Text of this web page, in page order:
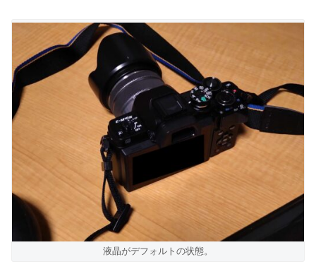
液晶がデフォルトの状態。